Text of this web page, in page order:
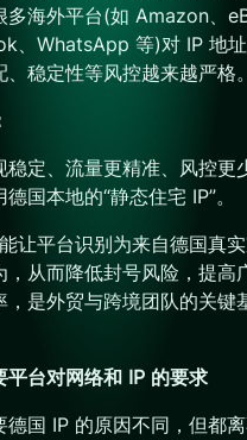
多海外平台(如 Amazon、
、WhatsApp 等)对 IP 地
稳定性等风控越来越严格。
稳定、流量更精准、风控更
国本地的“静态住宅 IP”。
让平台识别为来自德国真
，从而降低封号风险，提高
，是外贸与跨境团队的关键
平台对网络和 IP 的要求
德国 IP 的原因不同，但都